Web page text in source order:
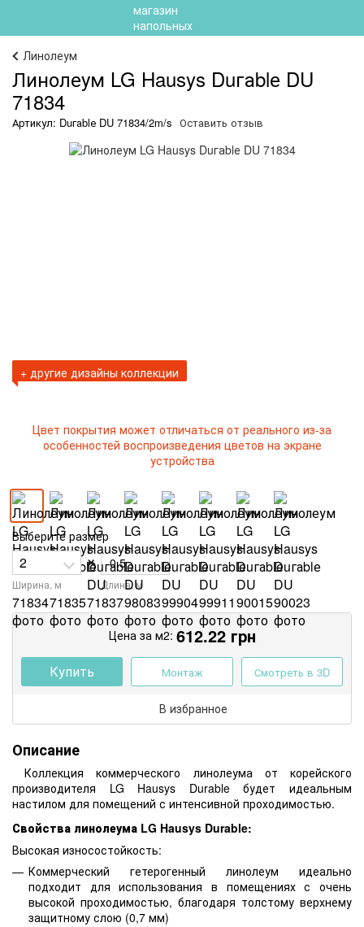
Линолеум
Линолеум LG Hausys Duгаblе DU
71834
Артикул: Duгаblе DU 71834/2m/s Оставить отзыв
+ другие дизайны коллекции
Цвет покрытия может отличаться от реального из-за
особенностей воспроизведения цветов на экране
устройства
Выберите размер
Ширина, м
×
Длина, м
Цена за м2: 612.22грн
Купить Монтаж Смотреть в 3D
В избранное
Описание
Коллекция коммерческого линолеума от корейского
производителя LG Hausys Durable будет идеальным
настилом для помещений с интенсивной проходимостью.
Свойства линолеума LG Hausys Durable:
Высокая износостойкость:
Коммерческий гетерогенный линолеум идеально
подходит для использования в помещениях с очень
высокой проходимостью, благодаря толстому верхнему
защитному слою (0,7 мм)